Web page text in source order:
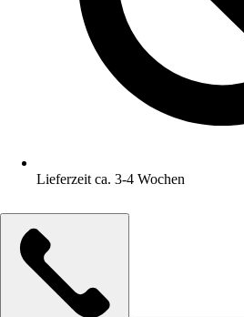
Lieferzeit ca. 3-4 Wochen